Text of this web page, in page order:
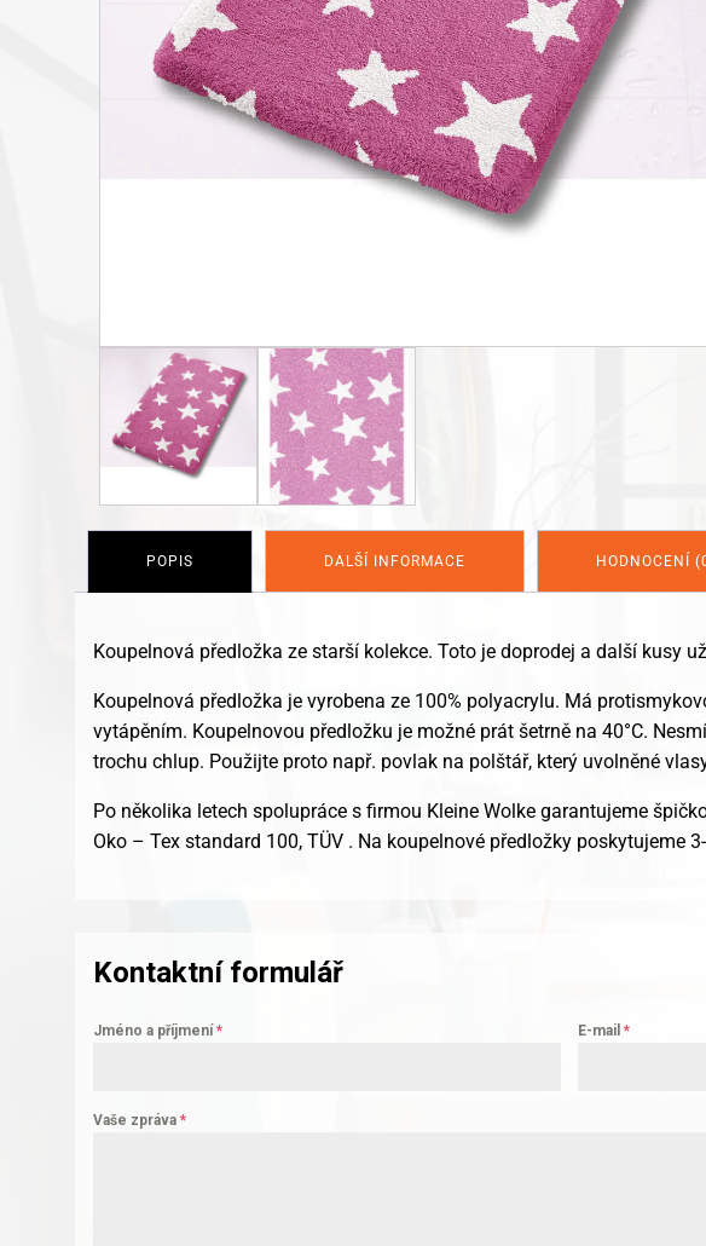
POPIS DALŠÍ INFORMACE HODNOCENÍ
Koupelnová předložka ze starší kolekce. Toto je doprodej a další kusy
Koupelnová předložka je vyrobena ze 100% polyacrylu. Má
vytápěním. Koupelnovou předložku je možné prát šetrně na 40°C.
trochu chlup. Použijte proto např. povlak na polštář, který uvolněné
Po několika letech spolupráce s firmou Kleine Wolke garantujeme
Oko – Tex standard 100, TÜV . Na koupelnové předložky poskytujeme
Kontaktní formulář
Jméno a příjmení * E-mail*
Vaše zpráva *